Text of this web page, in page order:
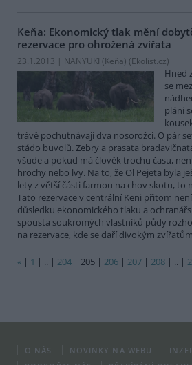
Keňa: Ekonomický tlak mění
rezervace pro ohrožená zvířata
23.1.2013 | NANYUKI (Keňa) (Ekolist.cz)
Hned
se
pláni
trávě pochutnávají dva nosorožci. O pár
stádo buvolů. Zebry a prasata
všude a pokud má člověk trochu času,
hrochy nebo lvy. Na to, že Ol Pejeta byla
lety z větší části farmou na chov skotu, to
Tato rezervace v centrální Keni přitom
důsledku ekonomického tlaku a
spousta soukromých vlastníků půdy
na rezervace, kde se daří divokým
« | 1 | .. | 204 | 205 | 206 | 207 | 208 | .. |
O NÁS NOVINKY NA WEBU